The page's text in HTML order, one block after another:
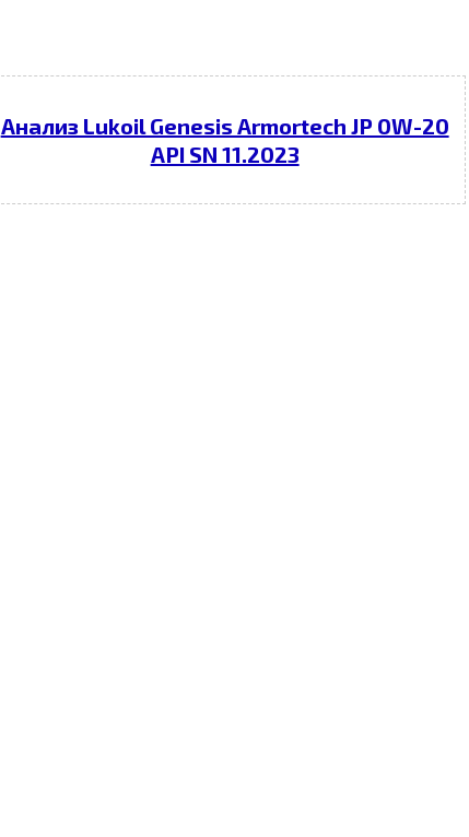
Анализ Lukoil Genesis Armortech JP 0W-20
API SN 11.2023